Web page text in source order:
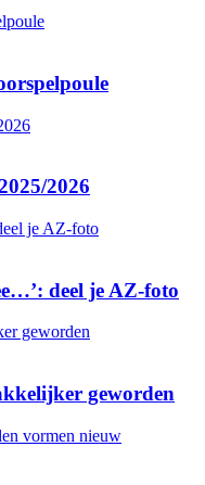
2026
deel je AZ-foto
geworden